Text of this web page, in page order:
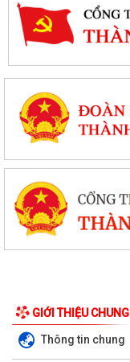
GIỚI THIỆU CHUNG
Thông tin chung